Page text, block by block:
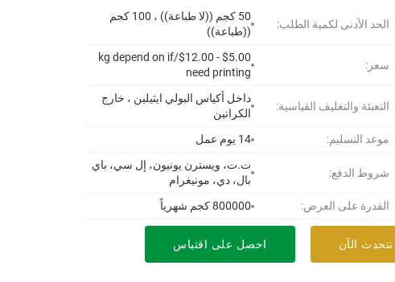
الحد الأدنى لكمية الطلب:
50 كجم ((لا طباعة)) ، 100 كجم
((طباعة))
سعر:
$5.00 - $12.00/kg depend on if
need printing
التعبئة والتغليف القياسية:
داخل أكياس البولي ايثيلين ، خارج
الكراتين
موعد التسليم:
14 يوم عمل
شروط الدفع:
ت.ت، ويسترن يونيون، إل سي، باي
بال، دي، مونيغرام
القدرة على العرض:
800000 كجم شهرياً
نتحدث الآن احصل على اقتباس